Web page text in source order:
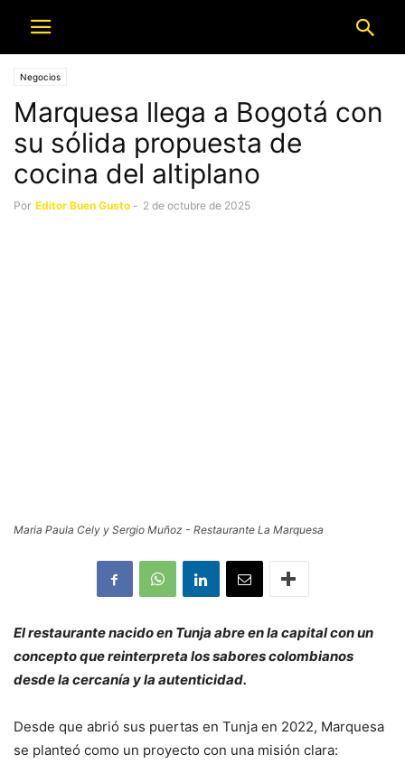
Negocios
Marquesa llega a Bogotá con
su sólida propuesta de
cocina del altiplano
Por Editor Buen Gusto - 2 de octubre de 2025
Maria Paula Cely y Sergio Muñoz - Restaurante La Marquesa
El restaurante nacido en Tunja abre en la capital con un
concepto que reinterpreta los sabores colombianos
desde la cercanía y la autenticidad.
Desde que abrió sus puertas en Tunja en 2022, Marquesa
se planteó como un proyecto con una misión clara: